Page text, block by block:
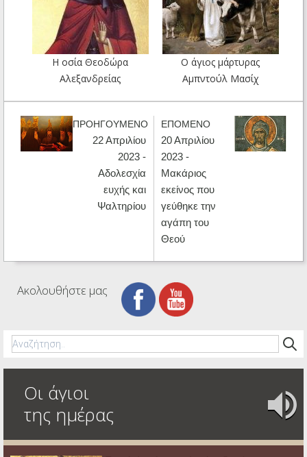
Η οσία Θεοδώρα
Αλεξανδρείας
Ο άγιος μάρτυρας
Αμπντούλ Μασίχ
ΠΡΟΗΓΟΥΜΕΝΟ
22 Απριλίου
2023 -
Αδολεσχία
ευχής και
Ψαλτηρίου
ΕΠΟΜΕΝΟ
20 Απριλίου
2023 -
Μακάριος
εκείνος που
γεύθηκε την
αγάπη του
Θεού
Ακολουθήστε μας
Οι άγιοι
της ημέρας